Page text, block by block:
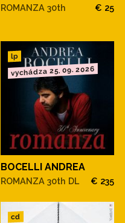
ROMANZA 30th € 25
lp
vychádza 25. 09. 2026
BOCELLI ANDREA
ROMANZA 30th DL € 235
cd